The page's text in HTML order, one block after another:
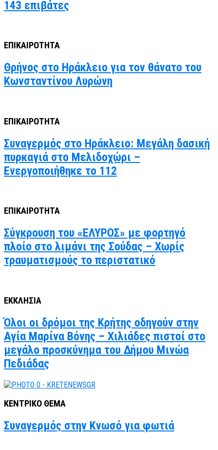
143 επιβάτες
ΕΠΙΚΑΙΡΟΤΗΤΑ
Θρήνος στο Ηράκλειο για τον θάνατο του
Κωνσταντίνου Λυρώνη
ΕΠΙΚΑΙΡΟΤΗΤΑ
Συναγερμός στο Ηράκλειο: Μεγάλη δασική
πυρκαγιά στο Μελιδοχώρι –
Ενεργοποιήθηκε το 112
ΕΠΙΚΑΙΡΟΤΗΤΑ
Σύγκρουση του «ΕΛΥΡΟΣ» με φορτηγό
πλοίο στο λιμάνι της Σούδας – Χωρίς
τραυματισμούς το περιστατικό
ΕΚΚΛΗΣΙΑ
Όλοι οι δρόμοι της Κρήτης οδηγούν στην
Αγία Μαρίνα Βόνης – Χιλιάδες πιστοί στο
μεγάλο προσκύνημα του Δήμου Μινώα
Πεδιάδας
ΚΕΝΤΡΙΚΟ ΘΕΜΑ
Συναγερμός στην Κνωσό για φωτιά